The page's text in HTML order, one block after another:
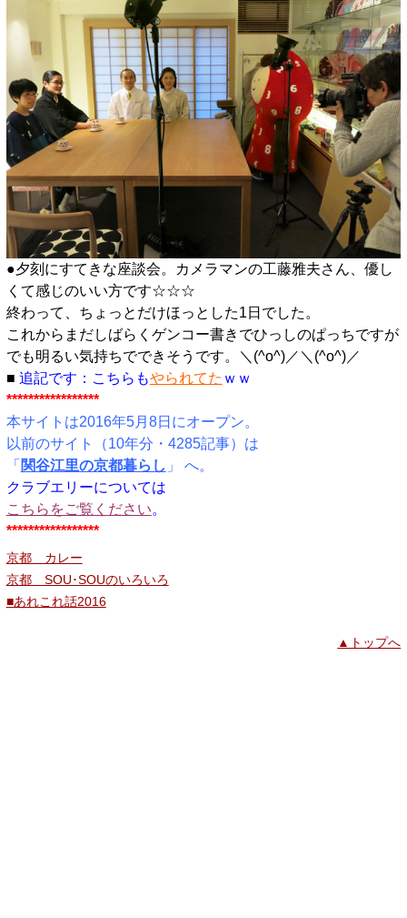
●夕刻にすてきな座談会。カメラマンの工藤雅夫さん、優し
くて感じのいい方です☆☆☆
終わって、ちょっとだけほっとした1日でした。
これからまだしばらくゲンコー書きでひっしのぱっちですが
でも明るい気持ちでできそうです。＼(^o^)／＼(^o^)／
■ 追記です：こちらもやられてた ｗｗ
*****************
本サイトは2016年5月8日にオープン。
以前のサイト（10年分・4285記事）は
「 関谷江里の京都暮らし 」 へ。
クラブエリーについては
こちらをご覧ください。
*****************
京都 カレー
京都 SOU･SOUのいろいろ
■あれこれ話2016
▲トップへ